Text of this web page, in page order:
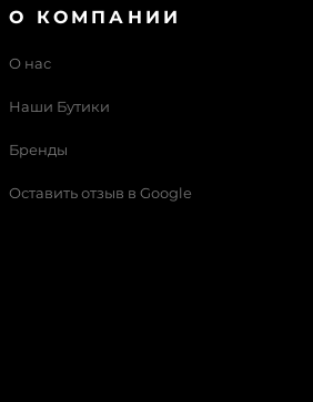
О КОМПАНИИ
О нас
Наши Бутики
Бренды
Оставить отзыв в Google